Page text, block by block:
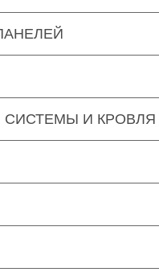
СИСТЕМЫ И КРОВЛЯ